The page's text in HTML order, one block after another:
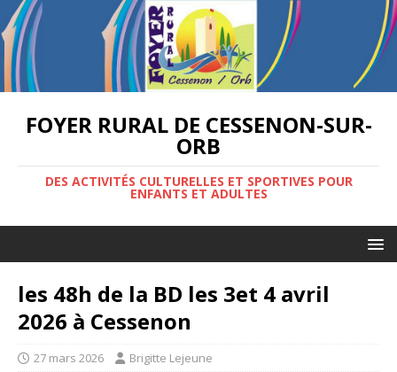
FOYER RURAL DE CESSENON-SUR-
ORB
DES ACTIVITÉS CULTURELLES ET SPORTIVES POUR
ENFANTS ET ADULTES
les 48h de la BD les 3et 4 avril
2026 à Cessenon
27 mars 2026 Brigitte Lejeune